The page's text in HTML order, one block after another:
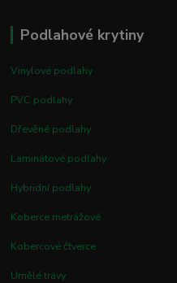
Podlahové krytiny
Vinylové podlahy
PVC podlahy
Dřevěné podlahy
Laminátové podlahy
Hybridní podlahy
Koberce metrážové
Kobercové čtverce
Umělé trávy